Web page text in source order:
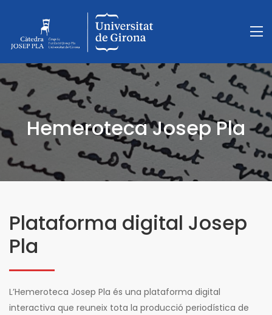
Hemeroteca Josep Pla
Plataforma digital Josep
Pla
L’Hemeroteca Josep Pla és una plataforma digital
interactiva que reuneix tota la producció periodística de